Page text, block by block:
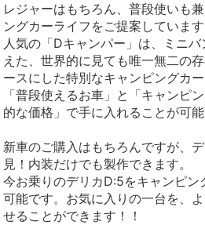
レジャーはもちろん、普段使いも
ングカーライフをご提案しています
人気の「Dキャンパー」は、ミニ
えた、世界的に見ても唯一無二の
ースにした特別なキャンピングカー
「普段使えるお車」と「キャンピ
的な価格」で手に入れることが可
新車のご購入はもちろんですが、
見！内装だけでも製作できます。
今お乗りのデリカD:5をキャンピン
可能です。お気に入りの一台を、
せることができます！！